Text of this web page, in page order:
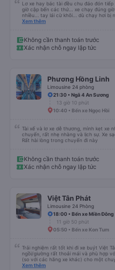
Lơ xe hay bác tài đều chu đáo đón
giờ cập bến các thứ... xe chạy đúng
nhiều... tay lái cừ khôi... dù chạy hơi bị
táo sức khoẻ đầy đủ và tay lái cứng cáp là được. Tiện nghi
máy chạy lâu. Thích hợp và tiện nghi cho ai có nhu cầu từ tphcm (bến xe
miền đông) lên Măng Đen chơi nhé!
Xem thêm
Không cần thanh toán trước
Xác nhận chỗ ngay lập tức
Phương Hồng Linh
Limousine 24 phòng
21:30 • Ngã 4 An Sương
13 giờ 10 phút
10:40 • Bến xe Ngọc Hồi
Tài xế và lơ xe dễ thương, mình kẹt xe
chuyến, rất nhẹ nhàng và lịch sự. Xe
Rất hài lòng trong chuyến đi này
Không cần thanh toán trước
Xác nhận chỗ ngay lập tức
Việt Tân Phát
Limousine 24 Phòng
18:00 • Bến xe Miền Đông
11 giờ 50 phút
05:50 • Bến xe Kon Tum
Trải nghiệm rất tốt khi đi xe buýt Việt
ngồi/giường rất thoải mái và phù hợp
(so với các hãng xe khác) cho một
sử dụng lại sau.
Xem thêm